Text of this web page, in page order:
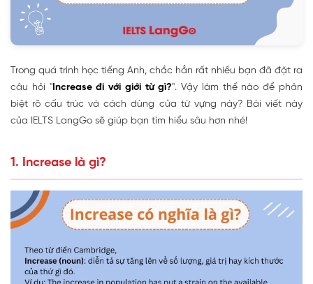
Trong quá trình học tiếng Anh, chắc hẳn rất nhiều bạn đã đặt ra
câu hỏi "Increase đi với giới từ gì?". Vậy làm thế nào để phân
biệt rõ cấu trúc và cách dùng của từ vựng này? Bài viết này
của IELTS LangGo sẽ giúp bạn tìm hiểu sâu hơn nhé!
1. Increase là gì?